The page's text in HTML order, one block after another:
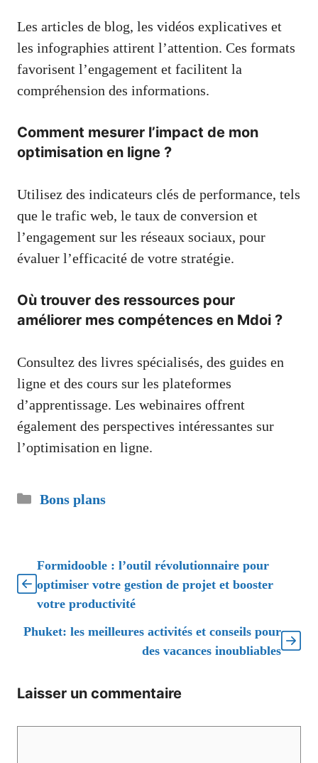
Les articles de blog, les vidéos explicatives et
les infographies attirent l’attention. Ces formats
favorisent l’engagement et facilitent la
compréhension des informations.
Comment mesurer l’impact de mon
optimisation en ligne ?
Utilisez des indicateurs clés de performance, tels
que le trafic web, le taux de conversion et
l’engagement sur les réseaux sociaux, pour
évaluer l’efficacité de votre stratégie.
Où trouver des ressources pour
améliorer mes compétences en Mdoi ?
Consultez des livres spécialisés, des guides en
ligne et des cours sur les plateformes
d’apprentissage. Les webinaires offrent
également des perspectives intéressantes sur
l’optimisation en ligne.
Catégories
Bons plans
Formidooble : l’outil révolutionnaire pour
optimiser votre gestion de projet et booster
votre productivité
Phuket: les meilleures activités et conseils pour
des vacances inoubliables
Laisser un commentaire